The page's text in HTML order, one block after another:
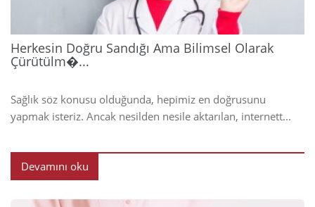
Herkesin Doğru Sandığı Ama Bilimsel Olarak
Çürütülm�...
Sağlık söz konusu olduğunda, hepimiz en doğrusunu
yapmak isteriz. Ancak nesilden nesile aktarılan, internett...
Devamını oku